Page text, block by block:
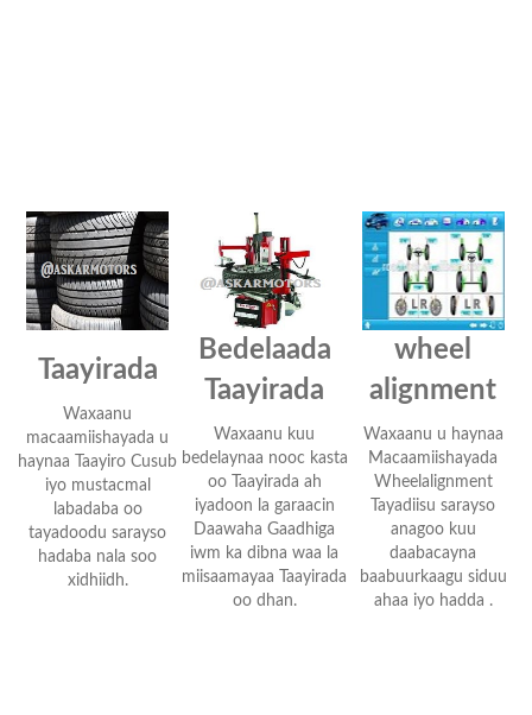
Taayirada
Waxaanu
macaamiishayada u
haynaa Taayiro Cusub
iyo mustacmal
labadaba oo
tayadoodu sarayso
hadaba nala soo
xidhiidh.
Bedelaada
Taayirada
Waxaanu kuu
bedelaynaa nooc kasta
oo Taayirada ah
iyadoon la garaacin
Daawaha Gaadhiga
iwm ka dibna waa la
miisaamayaa Taayirada
oo dhan.
wheel
alignment
Waxaanu u haynaa
Macaamiishayada
Wheelalignment
Tayadiisu sarayso
anagoo kuu
daabacayna
baabuurkaagu siduu
ahaa iyo hadda .